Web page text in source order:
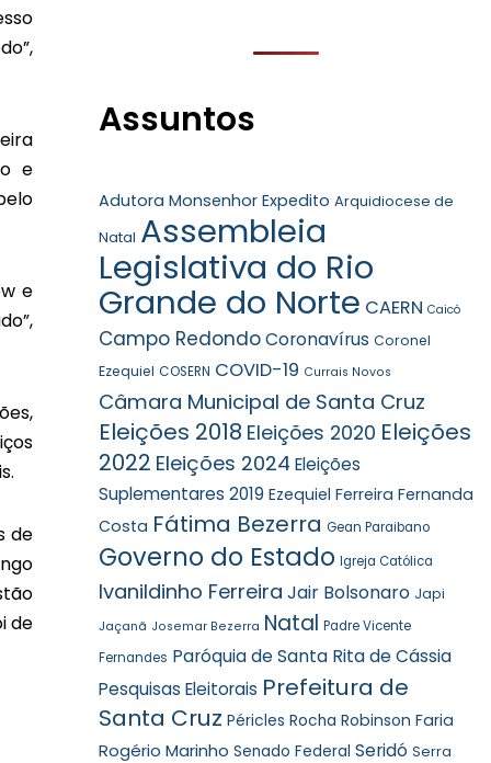
e
e
de
de
Assuntos
Adutora Monsenhor Expedito Arquidiocese de
Natal Assembleia
Legislativa do Rio
Grande do Norte CAERN Caicó
Campo Redondo Coronavírus Coronel
Ezequiel COSERN COVID-19 Currais Novos
Câmara Municipal de Santa Cruz
Eleições 2018 Eleições 2020 Eleições
2022 Eleições 2024 Eleições
Suplementares 2019 Ezequiel Ferreira Fernanda
Costa Fátima Bezerra Gean Paraibano
Governo do Estado Igreja Católica
Ivanildinho Ferreira Jair Bolsonaro Japi
Jaçanã Josemar Bezerra Natal Padre Vicente
Fernandes Paróquia de Santa Rita de Cássia
Pesquisas Eleitorais Prefeitura de
Santa Cruz Péricles Rocha Robinson Faria
Rogério Marinho Senado Federal Seridó Serra